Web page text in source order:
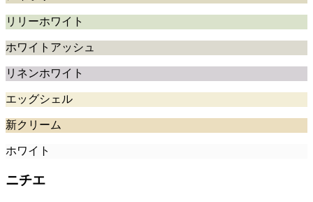
リリーホワイト
ホワイトアッシュ
リネンホワイト
エッグシェル
新クリーム
ホワイト
ニチエ